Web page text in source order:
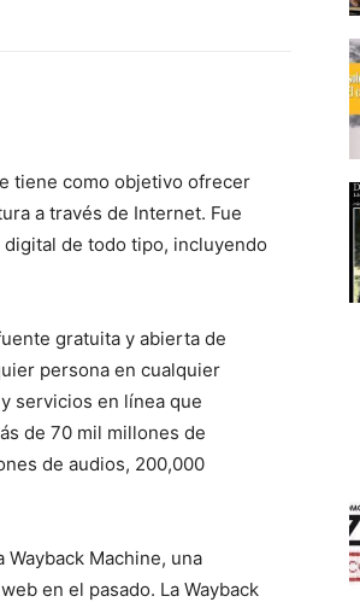
tiene como objetivo ofrecer
a través de Internet. Fue
de todo tipo, incluyendo
gratuita y abierta de
persona en cualquier
servicios en línea que
de 70 mil millones de
de audios, 200,000
Machine, una
en el pasado. La Wayback